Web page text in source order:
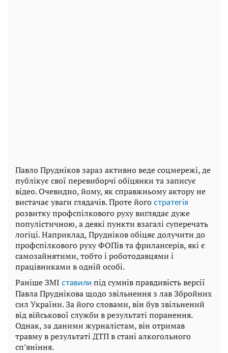
Павло Прудніков зараз активно веде соцмережі, де
публікує свої перевиборчі обіцянки та записує
відео. Очевидно, йому, як справжньому актору не
вистачає уваги глядачів. Проте його стратегія
розвитку профспілкового руху виглядає дуже
популістичною, а деякі пункти взагалі суперечать
логіці. Наприклад, Прудніков обіцяє долучити до
профспілкового руху ФОПів та фрилансерів, які є
самозайнятими, тобто і роботодавцями і
працівниками в одній особі.
Раніше ЗМІ ставили під сумнів правдивість версії
Павла Пруднікова щодо звільнення з лав Збройних
сил України. За його словами, він був звільнений
від військової служби в результаті поранення.
Однак, за даними журналістам, він отримав
травму в результаті ДТП в стані алкогольного
сп’яніння.